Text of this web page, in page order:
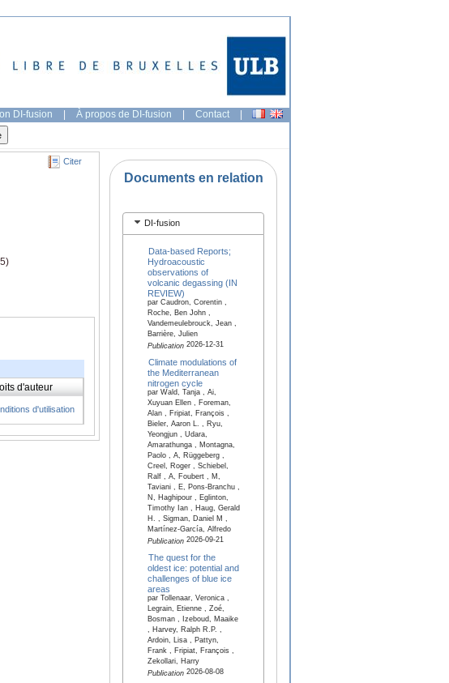
DI-fusion | À propos de DI-fusion | Contact |
Citer
d'auteur
d'utilisation
Documents en relation
DI-fusion
Data-based Reports;
Hydroacoustic
observations of
volcanic degassing (IN
REVIEW)
par Caudron, Corentin ,
Roche, Ben John ,
Vandemeulebrouck, Jean ,
Barrière, Julien
Publication2026-12-31
Climate modulations of
the Mediterranean
nitrogen cycle
par Wald, Tanja , Ai,
Xuyuan Ellen , Foreman,
Alan , Fripiat, François ,
Bieler, Aaron L. , Ryu,
Yeongjun , Udara,
Amarathunga , Montagna,
Paolo , A, Rüggeberg ,
Creel, Roger , Schiebel,
Ralf , A, Foubert , M,
Taviani , E, Pons-Branchu ,
N, Haghipour , Eglinton,
Timothy Ian , Haug, Gerald
H. , Sigman, Daniel M ,
Martínez-García, Alfredo
Publication2026-09-21
The quest for the
oldest ice: potential and
challenges of blue ice
areas
par Tollenaar, Veronica ,
Legrain, Etienne , Zoé,
Bosman , Izeboud, Maaike
, Harvey, Ralph R.P. ,
Ardoin, Lisa , Pattyn,
Frank , Fripiat, François ,
Zekollari, Harry
Publication2026-08-08